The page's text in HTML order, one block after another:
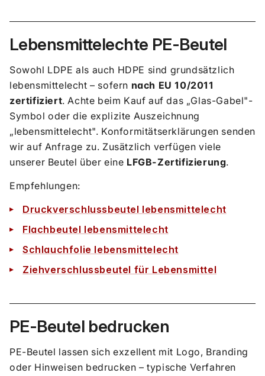
Lebensmittelechte PE-Beutel
Sowohl LDPE als auch HDPE sind grundsätzlich
lebensmittelecht – sofern nach EU 10/2011
zertifiziert. Achte beim Kauf auf das „Glas-Gabel"-
Symbol oder die explizite Auszeichnung
„lebensmittelecht". Konformitätserklärungen senden
wir auf Anfrage zu. Zusätzlich verfügen viele
unserer Beutel über eine LFGB-Zertifizierung.
Empfehlungen:
Druckverschlussbeutel lebensmittelecht
Flachbeutel lebensmittelecht
Schlauchfolie lebensmittelecht
Ziehverschlussbeutel für Lebensmittel
PE-Beutel bedrucken
PE-Beutel lassen sich exzellent mit Logo, Branding
oder Hinweisen bedrucken – typische Verfahren